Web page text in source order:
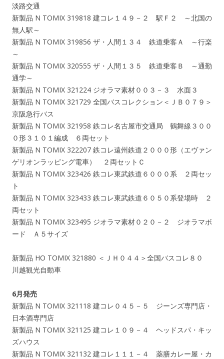
淡路交通
新製品 N TOMIX 319818 建コレ１４９－２ 駅Ｆ２ ～北国の
無人駅～
新製品 N TOMIX 319856 ザ・人間１３４ 鉄道乗客Ａ ～行楽
～
新製品 N TOMIX 320555 ザ・人間１３５ 鉄道乗客Ｂ ～通勤
通学～
新製品 N TOMIX 321224 ジオラマ素材００３－３ 水面３
新製品 N TOMIX 321729 全国バスコレクション＜ＪＢ０７９＞
京阪急行バス
新製品 N TOMIX 321958 鉄コレ名古屋市交通局 鶴舞線３００
０形３１０１編成 ６両セット
新製品 N TOMIX 322207 鉄コレ遠州鉄道２０００形（エヴァン
ゲリオンラッピング電車） ２両セットＣ
新製品 N TOMIX 323426 鉄コレ東武鉄道６０００系 ２両セッ
ト
新製品 N TOMIX 323433 鉄コレ東武鉄道６０５０系登場時 ２
両セット
新製品 N TOMIX 323495 ジオラマ素材０２０－２ ジオラマボ
ード Ａ５サイズ
新製品 HO TOMIX 321880 ＜ＪＨ０４４＞全国バスコレ８０
川越観光自動車
6月発売
新製品 N TOMIX 321118 建コレ０４５－５ ジーンズ専門店・
日本酒専門店
新製品 N TOMIX 321125 建コレ１０９－４ ヘッドスパ・キッ
ズハウス
新製品 N TOMIX 321132 建コレ１１１－４ 薬膳カレー屋・カ